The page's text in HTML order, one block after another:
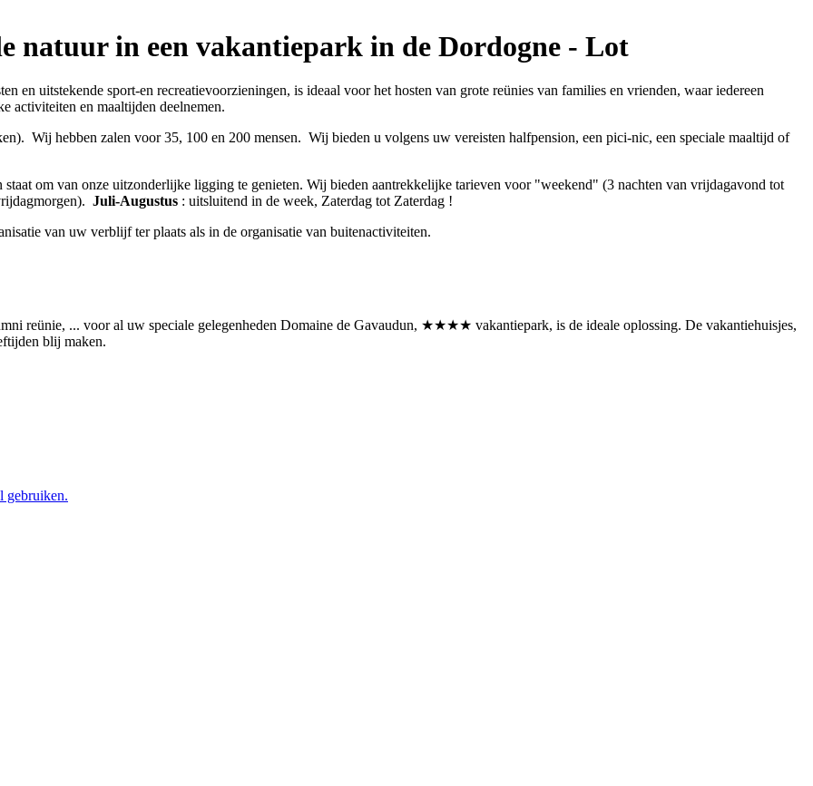
natuur in een vakantiepark in de Dordogne - Lot
en uitstekende sport-en recreatievoorzieningen, is ideaal voor het hosten van grote reünies van families en vrienden, waar iedereen
activiteiten en maaltijden deelnemen.
Wij hebben zalen voor 35, 100 en 200 mensen. Wij bieden u volgens uw vereisten halfpension, een pici-nic, een speciale maaltijd of
om van onze uitzonderlijke ligging te genieten. Wij bieden aantrekkelijke tarieven voor "weekend" (3 nachten van vrijdagavond tot
Juli-Augustus : uitsluitend in de week, Zaterdag tot Zaterdag !
van uw verblijf ter plaats als in de organisatie van buitenactiviteiten.
reünie, ... voor al uw speciale gelegenheden Domaine de Gavaudun, ★★★★ vakantiepark, is de ideale oplossing. De vakantiehuisjes,
blij maken.
gebruiken.